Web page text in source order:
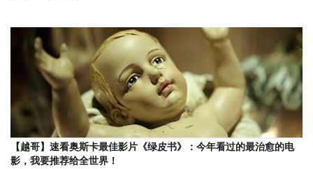
【越哥】速看奥斯卡最佳影片《绿皮书》：今年看过的最治愈的电
影，我要推荐给全世界！